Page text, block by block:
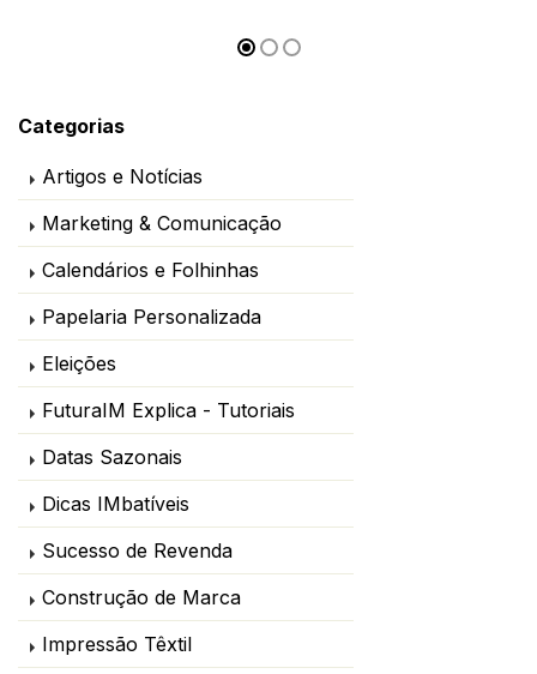
Categorias
Artigos e Notícias
Marketing & Comunicação
Calendários e Folhinhas
Papelaria Personalizada
Eleições
FuturaIM Explica - Tutoriais
Datas Sazonais
Dicas IMbatíveis
Sucesso de Revenda
Construção de Marca
Impressão Têxtil